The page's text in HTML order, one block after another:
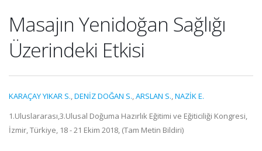
Masajın Yenidoğan Sağlığı
Üzerindeki Etkisi
KARAÇAY YIKAR S.,DENİZ DOĞAN S.,ARSLAN S.,NAZİK E.
1.Uluslararası,3.Ulusal Doğuma Hazırlık Eğitimi ve Eğiticiliği Kongresi,
İzmir, Türkiye, 18 - 21 Ekim 2018, (Tam Metin Bildiri)